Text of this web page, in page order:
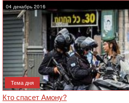
04 декабрь 2016
Тема дня
Кто спасет Амону?